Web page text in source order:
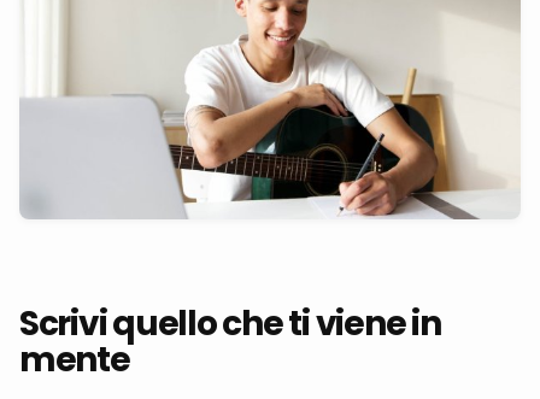
Scrivi quello che ti viene in
mente